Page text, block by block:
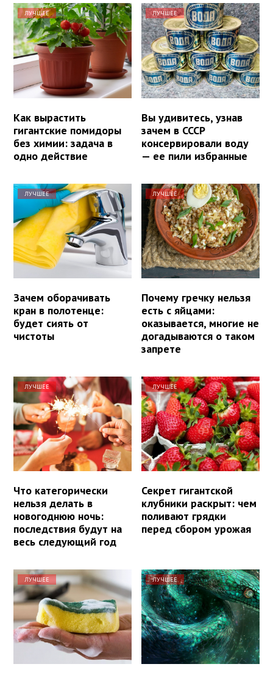
ЛУЧШЕЕ
Как вырастить
гигантские помидоры
без химии: задача в
одно действие
ЛУЧШЕЕ
Вы удивитесь, узнав
зачем в СССР
консервировали воду
— ее пили избранные
ЛУЧШЕЕ
Зачем оборачивать
кран в полотенце:
будет сиять от
чистоты
ЛУЧШЕЕ
Почему гречку нельзя
есть с яйцами:
оказывается, многие не
догадываются о таком
запрете
ЛУЧШЕЕ
Что категорически
нельзя делать в
новогоднюю ночь:
последствия будут на
весь следующий год
ЛУЧШЕЕ
Секрет гигантской
клубники раскрыт: чем
поливают грядки
перед сбором урожая
ЛУЧШЕЕ ЛУЧШЕЕ